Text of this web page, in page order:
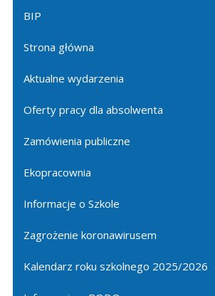
BIP
Strona główna
Aktualne wydarzenia
Oferty pracy dla absolwenta
Zamówienia publiczne
Ekopracownia
Informacje o Szkole
Zagrożenie koronawirusem
Kalendarz roku szkolnego 2025/2026